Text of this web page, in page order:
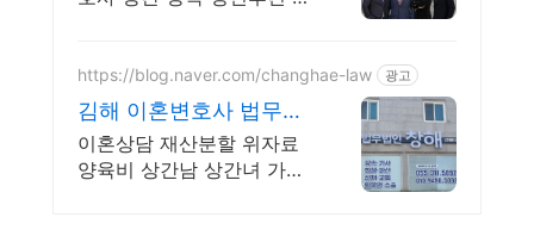
https://blog.naver.com/changhae-law 광고
김해 이혼변호사 법무법
인창해 혼자서는 어려운
이혼
이혼상담 재산분할 위자료
양육비 상간남 상간녀 가정